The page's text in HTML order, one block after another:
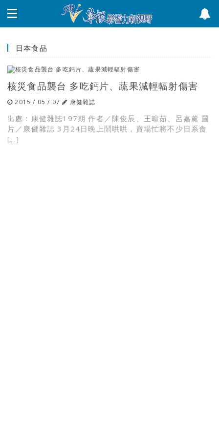
日本食品
核災食品襲台 多吃鈣片、蔬果減輕輻射傷害
2015 / 05 / 07 康健雜誌
出處：康健雜誌197期 作者／陳俊辰、王暄茹、呂嘉薰 圖
片／康健雜誌 3月24日晚上鬧哄哄，賣場忙將不少日系食
[…]